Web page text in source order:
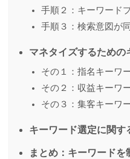
手順２：キーワード
手順３：検索意図が
マネタイズするための
その１：指名キーワ
その２：収益キーワ
その３：集客キーワ
キーワード選定に関す
まとめ：キーワード